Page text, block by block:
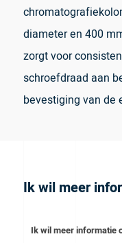
diameter en 400
zorgt voor
schroefdraad aan
bevestiging van de
Ik wil meer
Ik wil meer informatie